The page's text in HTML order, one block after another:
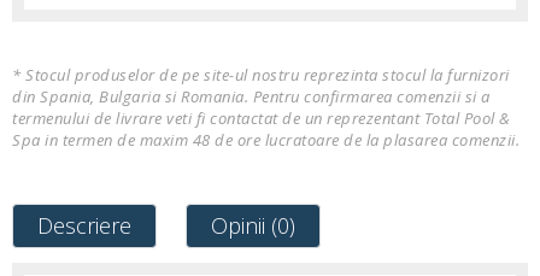
* Stocul produselor de pe site-ul nostru reprezinta stocul la furnizori
din Spania, Bulgaria si Romania. Pentru confirmarea comenzii si a
termenului de livrare veti fi contactat de un reprezentant Total Pool &
Spa in termen de maxim 48 de ore lucratoare de la plasarea comenzii.
Descriere Opinii (0)